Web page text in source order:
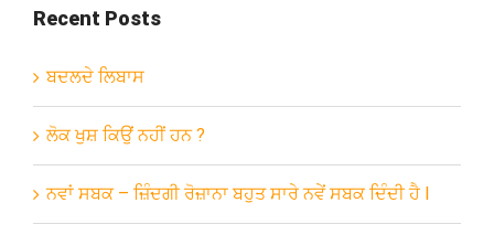
Recent Posts
ਬਦਲਦੇ ਲਿਬਾਸ
ਲੋਕ ਖੁਸ਼ ਕਿਉਂ ਨਹੀਂ ਹਨ ?
ਨਵਾਂ ਸਬਕ – ਜ਼ਿੰਦਗੀ ਰੋਜ਼ਾਨਾ ਬਹੁਤ ਸਾਰੇ ਨਵੇਂ ਸਬਕ ਦਿੰਦੀ ਹੈ l